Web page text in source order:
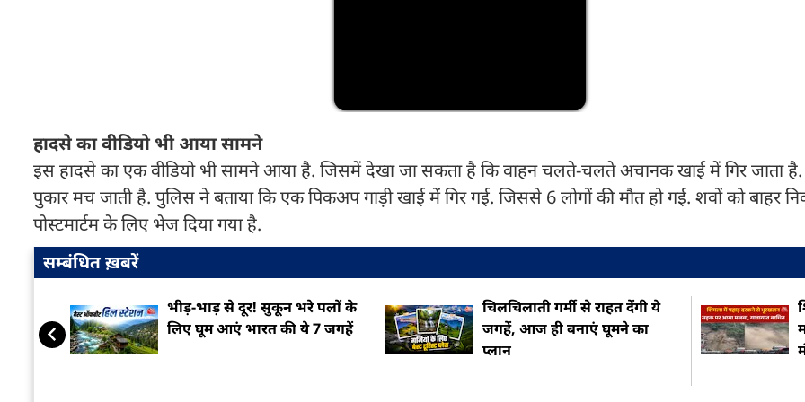
हादसे का वीडियो भी आया सामने
इस हादसे का एक वीडियो भी सामने आया है. जिसमें देखा जा सकता है कि वाहन चलते-चलते अचानक खाई में गिर जाता
पुकार मच जाती है. पुलिस ने बताया कि एक पिकअप गाड़ी खाई में गिर गई. जिससे 6 लोगों की मौत हो गई. शवों को बाहर
पोस्टमार्टम के लिए भेज दिया गया है.
सम्बंधित ख़बरें
भीड़-भाड़ से दूर! सुकून भरे पलों के
लिए घूम आएं भारत की ये 7 जगहें
चिलचिलाती गर्मी से राहत देंगी ये
जगहें, आज ही बनाएं घूमने का
प्लान